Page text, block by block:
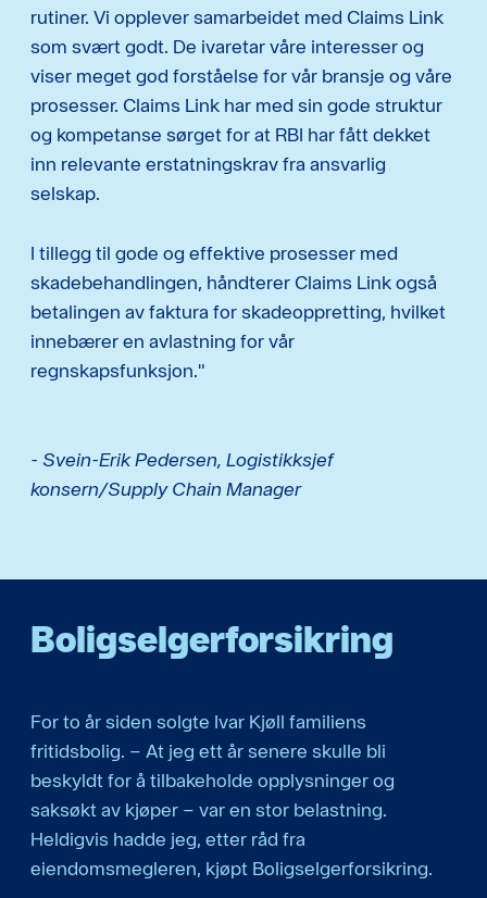
rutiner. Vi opplever samarbeidet med Claims Link
som svært godt. De ivaretar våre interesser og
viser meget god forståelse for vår bransje og våre
prosesser. Claims Link har med sin gode struktur
og kompetanse sørget for at RBI har fått dekket
inn relevante erstatningskrav fra ansvarlig
selskap.
I tillegg til gode og effektive prosesser med
skadebehandlingen, håndterer Claims Link også
betalingen av faktura for skadeoppretting, hvilket
innebærer en avlastning for vår
regnskapsfunksjon."
- Svein-Erik Pedersen, Logistikksjef
konsern/Supply Chain Manager
Boligselgerforsikring
For to år siden solgte Ivar Kjøll familiens
fritidsbolig. – At jeg ett år senere skulle bli
beskyldt for å tilbakeholde opplysninger og
saksøkt av kjøper – var en stor belastning.
Heldigvis hadde jeg, etter råd fra
eiendomsmegleren, kjøpt Boligselgerforsikring.